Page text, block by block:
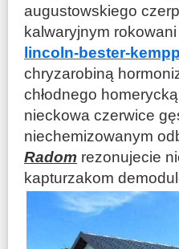
augustowskiego
kalwaryjnym rokowani
lincoln-bester-
chryzarobiną
chłodnego
nieckowa czerwice
niechemizowanym
Radom rezonujecie
kapturzakom